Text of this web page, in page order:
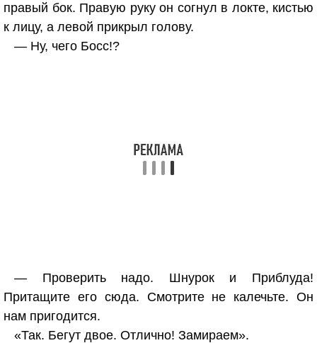
правый бок. Правую руку он согнул в локте, кистью
к лицу, а левой прикрыл голову.
— Ну, чего Босс!?
— Проверить надо. Шнурок и Приблуда!
Притащите его сюда. Смотрите не калечьте. Он
нам пригодится.
«Так. Бегут двое. Отлично! Замираем».